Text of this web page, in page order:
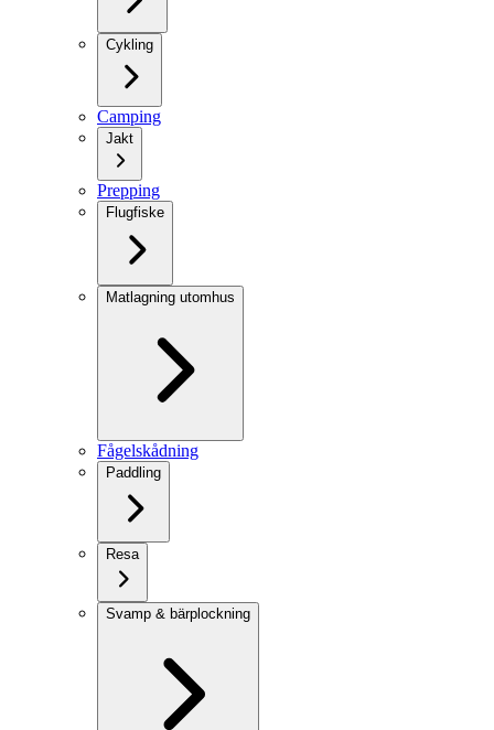
Cykling
Camping
Jakt
Prepping
Flugfiske
Matlagning utomhus
Fågelskådning
Paddling
Resa
Svamp & bärplockning